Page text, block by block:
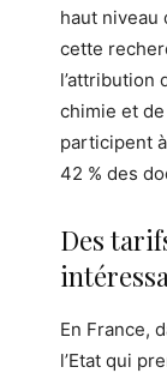
haut niveau
cette
l’attribution
chimie et
participent
42 % des
Des
En France,
l’Etat qui